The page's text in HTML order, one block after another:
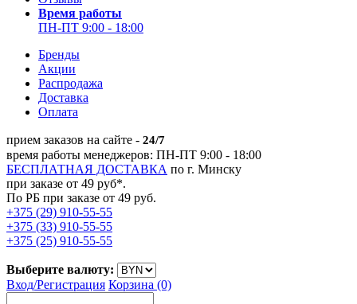
Время работы
ПН-ПТ 9:00 - 18:00
Бренды
Акции
Распродажа
Доставка
Оплата
прием заказов на сайте - 24/7
время работы менеджеров: ПН-ПТ 9:00 - 18:00
БЕСПЛАТНАЯ ДОСТАВКА по г. Минску
при заказе от 49 руб*.
По РБ при заказе от 49 руб.
+375 (29) 910-55-55
+375 (33) 910-55-55
+375 (25) 910-55-55
Выберите валюту:
Вход/Регистрация Корзина (0)